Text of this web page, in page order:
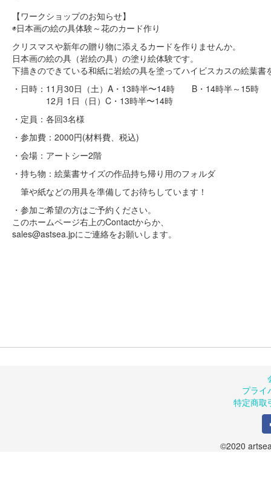
【ワークショップのお知らせ】
◉日本画の絵の具体験～花のカード作り
クリスマスや新年の贈り物に添えるカードを作りませんか。
日本画の絵の具（岩絵の具）の塗り絵体験です。
下描きのできている和紙に岩絵の具を塗ってハイビスカスの絵葉書
・日時：11月30日（土）A・13時半〜14時 B・14時半～15時
12月 1日（日）C・13時半〜14時
・定員：各回3名様
・参加費：2000円(材料費、税込)
・会場：アートシー2階
・持ち物：絵葉書サイズの作品持ち帰り用のフォルダ
筆や紙などの用具を準備してお待ちしています！
・参加ご希望の方はご予約ください。
このホームページ右上のContactからか、
sales@astsea.jpにご連絡をお願いします。
プライ
特定商取
©2020